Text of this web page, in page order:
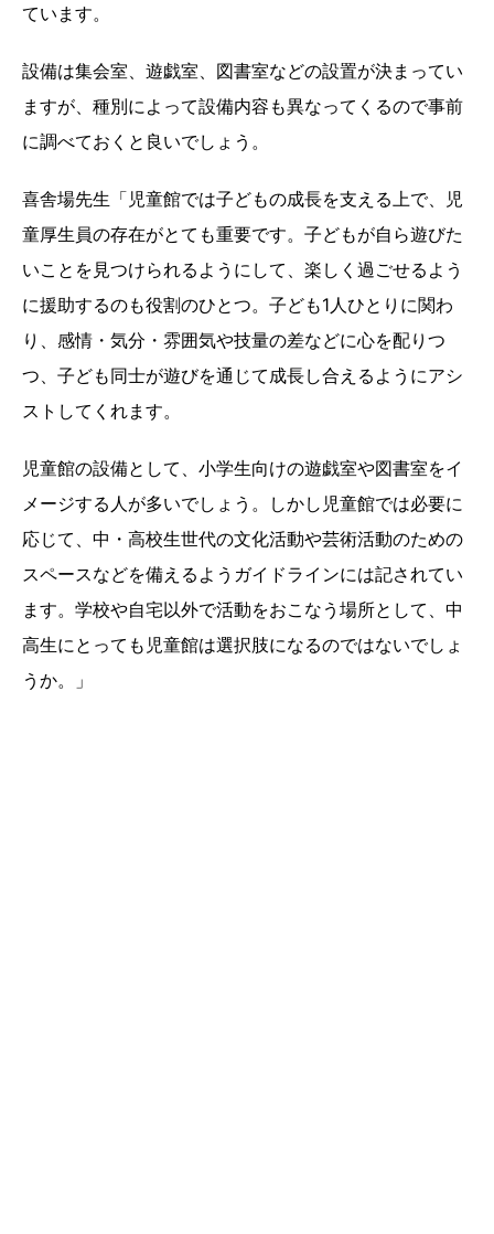
ています。
設備は集会室、遊戯室、図書室などの設置が決まってい
ますが、種別によって設備内容も異なってくるので事前
に調べておくと良いでしょう。
喜舎場先生「児童館では子どもの成長を支える上で、児
童厚生員の存在がとても重要です。子どもが自ら遊びた
いことを見つけられるようにして、楽しく過ごせるよう
に援助するのも役割のひとつ。子ども1人ひとりに関わ
り、感情・気分・雰囲気や技量の差などに心を配りつ
つ、子ども同士が遊びを通じて成長し合えるようにアシ
ストしてくれます。
児童館の設備として、小学生向けの遊戯室や図書室をイ
メージする人が多いでしょう。しかし児童館では必要に
応じて、中・高校生世代の文化活動や芸術活動のための
スペースなどを備えるようガイドラインには記されてい
ます。学校や自宅以外で活動をおこなう場所として、中
高生にとっても児童館は選択肢になるのではないでしょ
うか。」